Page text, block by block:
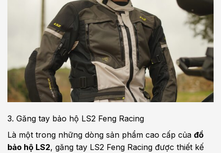
3. Găng tay bảo hộ LS2 Feng Racing
Là một trong những dòng sản phẩm cao cấp của đồ
bảo hộ LS2, găng tay LS2 Feng Racing được thiết kế